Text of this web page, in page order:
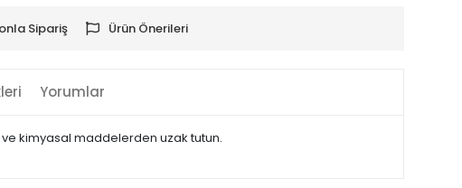
Sipariş Ürün Önerileri
Yorumlar
kimyasal maddelerden uzak tutun.